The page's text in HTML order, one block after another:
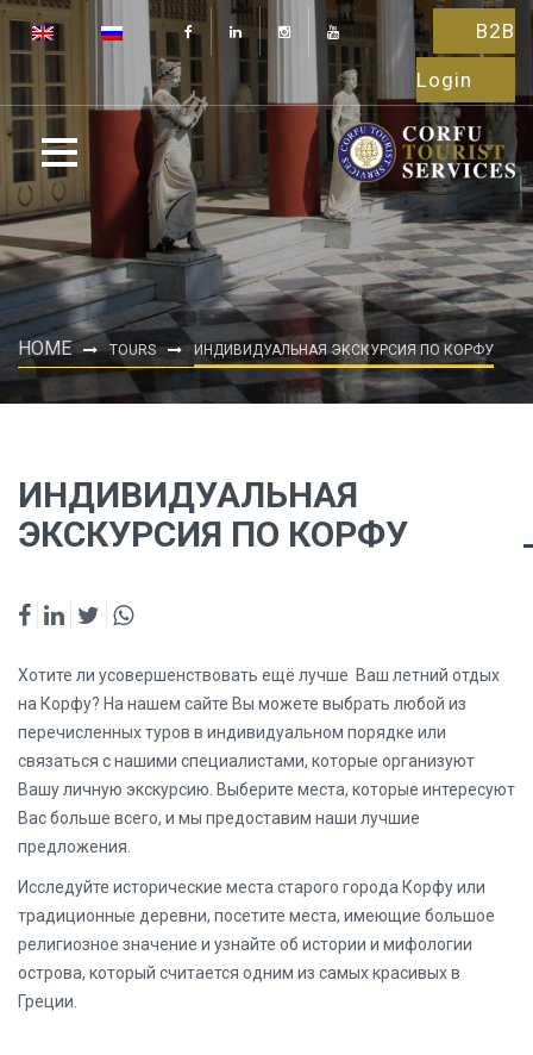
B2B
Login
HOME TOURS ИНДИВИДУАЛЬНАЯ ЭКСКУРСИЯ ПО КОРФУ
ИНДИВИДУАЛЬНАЯ
ЭКСКУРСИЯ ПО КОРФУ
Хотите ли усовершенствовать ещё лучше Ваш летний отдых
на Корфу? На нашем сайте Вы можете выбрать любой из
перечисленных туров в индивидуальном порядке или
связаться с нашими специалистами, которые организуют
Вашу личную экскурсию. Выберите места, которые интересуют
Вас больше всего, и мы предоставим наши лучшие
предложения.
Исследуйте исторические места старого города Корфу или
традиционные деревни, посетите места, имеющие большое
религиозное значение и узнайте об истории и мифологии
острова, который считается одним из самых красивых в
Греции.